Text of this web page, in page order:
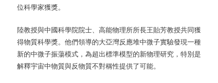
位科學家獲獎。
陸教授與中國科學院院士、高能物理所所長王貽芳教授共同獲
得物質科學獎。他們領導的大亞灣反應堆中微子實驗發現一種
新的中微子振蕩模式，為超出標準模型的新物理研究，特別是
解釋宇宙中物質與反物質不對稱性提供了可能。